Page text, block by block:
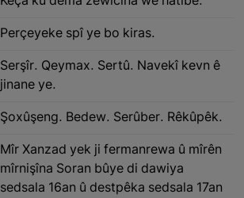
Perçeyeke spî ye bo kiras.
Serşîr. Qeymax. Sertû. Navekî kevn ê
jinane ye.
Şoxûşeng. Bedew. Serûber. Rêkûpêk.
Mîr Xanzad yek ji fermanrewa û mîrên
mîrnişîna Soran bûye di dawiya
sedsala 16an û destpêka sedsala 17an